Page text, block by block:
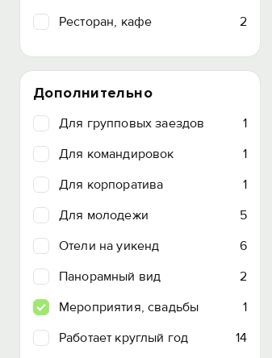
Ресторан, кафе
2
Дополнительно
Для групповых заездов
1
Для командировок
1
Для корпоратива
1
Для молодежи
5
Отели на уикенд
6
Панорамный вид
2
Мероприятия, свадьбы
1
Работает круглый год
14